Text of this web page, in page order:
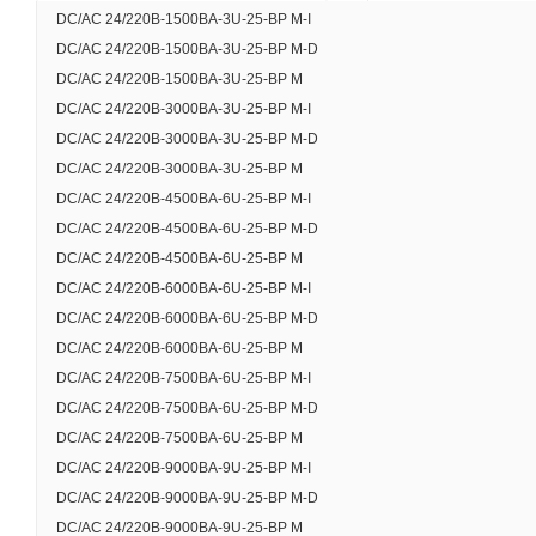
DC/AC 24/220В-1500ВА-3U-25-BP M-I
DC/AC 24/220В-1500ВА-3U-25-BP M-D
DC/AC 24/220В-1500ВА-3U-25-BP M
DC/AC 24/220В-3000ВА-3U-25-BP M-I
DC/AC 24/220В-3000ВА-3U-25-BP M-D
DC/AC 24/220В-3000ВА-3U-25-BP M
DC/AC 24/220В-4500ВА-6U-25-BP M-I
DC/AC 24/220В-4500ВА-6U-25-BP M-D
DC/AC 24/220В-4500ВА-6U-25-BP M
DC/AC 24/220В-6000ВА-6U-25-BP M-I
DC/AC 24/220В-6000ВА-6U-25-BP M-D
DC/AC 24/220В-6000ВА-6U-25-BP M
DC/AC 24/220В-7500ВА-6U-25-BP M-I
DC/AC 24/220В-7500ВА-6U-25-BP M-D
DC/AC 24/220В-7500ВА-6U-25-BP M
DC/AC 24/220В-9000ВА-9U-25-BP M-I
DC/AC 24/220В-9000ВА-9U-25-BP M-D
DC/AC 24/220В-9000ВА-9U-25-BP M